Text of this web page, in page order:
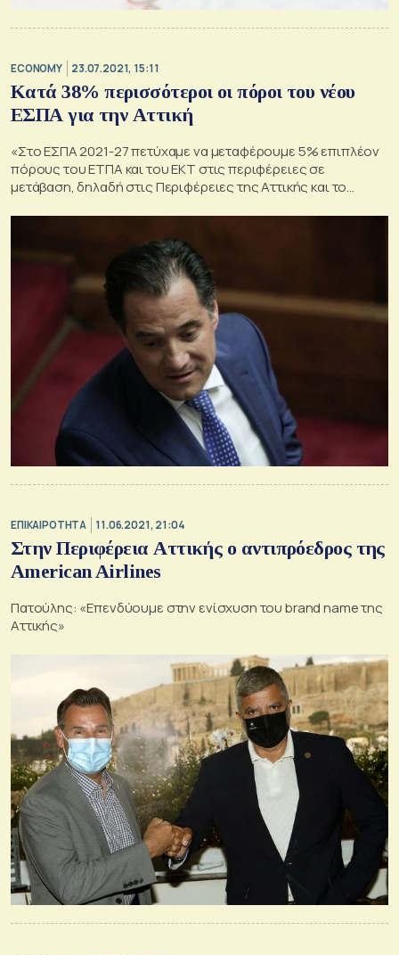
ECONOMY 23.07.2021, 15:11
Κατά 38% περισσότεροι οι πόροι του νέου
ΕΣΠΑ για την Αττική
«Στο ΕΣΠΑ 2021-27 πετύχαμε να μεταφέρουμε 5% επιπλέον
πόρους του ΕΤΠΑ και του ΕΚΤ στις περιφέρειες σε
μετάβαση, δηλαδή στις Περιφέρειες της Αττικής και το
ΕΠΙΚΑΙΡΟΤΗΤΑ 11.06.2021, 21:04
Στην Περιφέρεια Αττικής ο αντιπρόεδρος της
American Airlines
Πατούλης: «Επενδύουμε στην ενίσχυση του brand name της
Αττικής»